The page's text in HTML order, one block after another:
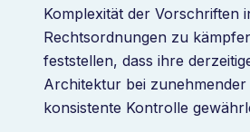
Komplexität der Vorschriften
Rechtsordnungen zu
feststellen, dass ihre
Architektur bei zunehmender
konsistente Kontrolle